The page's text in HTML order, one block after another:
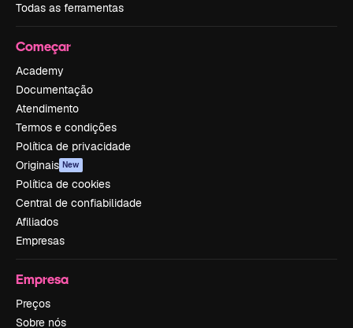
Todas as ferramentas
Começar
Academy
Documentação
Atendimento
Termos e condições
Política de privacidade
Originais New
Política de cookies
Central de confiabilidade
Afiliados
Empresas
Empresa
Preços
Sobre nós